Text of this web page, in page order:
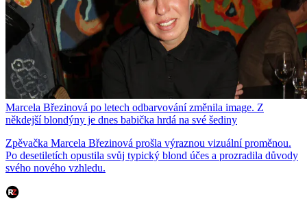
Marcela Březinová po letech odbarvování změnila image. Z
někdejší blondýny je dnes babička hrdá na své šediny
Zpěvačka Marcela Březinová prošla výraznou vizuální proměnou.
Po desetiletích opustila svůj typický blond účes a prozradila důvody
svého nového vzhledu.